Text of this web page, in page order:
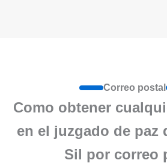
Correo postal
Como obtener
en el juzgado de paz
Sil por correo